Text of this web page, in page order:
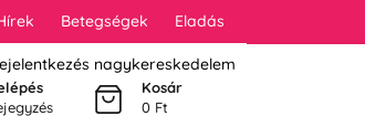
Betegségek Eladás
nagykereskedelem
Kosár
0 Ft